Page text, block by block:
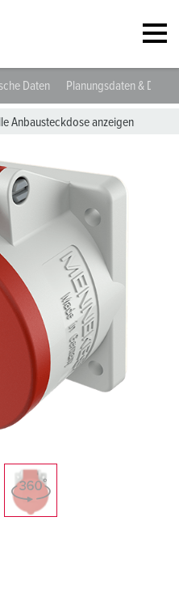
Daten Planungsdaten &
Anbausteckdose anzeigen